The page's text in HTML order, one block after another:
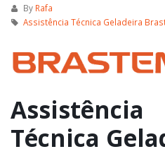
By Rafa
Assistência Técnica Geladeira
Assistência
Técnica